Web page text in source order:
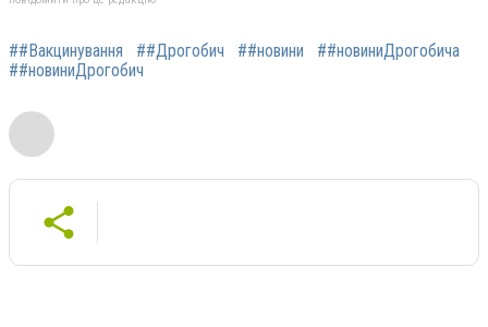
##Вакцинування ##Дрогобич ##новини
##новиниДрогобича
##новиниДрогобич